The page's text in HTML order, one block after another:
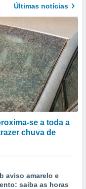
Últimas notícias
se a toda a
chuva de
aviso amarelo e
saiba as horas